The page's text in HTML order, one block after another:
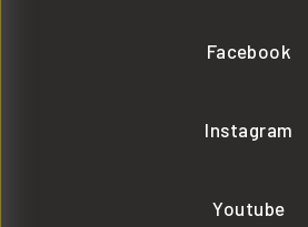
Facebook
Instagram
Youtube